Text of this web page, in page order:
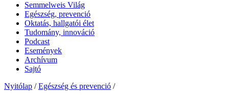
Semmelweis Világ
Egészség, prevenció
Oktatás, hallgatói élet
Tudomány, innováció
Podcast
Események
Archívum
Sajtó
Nyitólap / Egészség és prevenció /